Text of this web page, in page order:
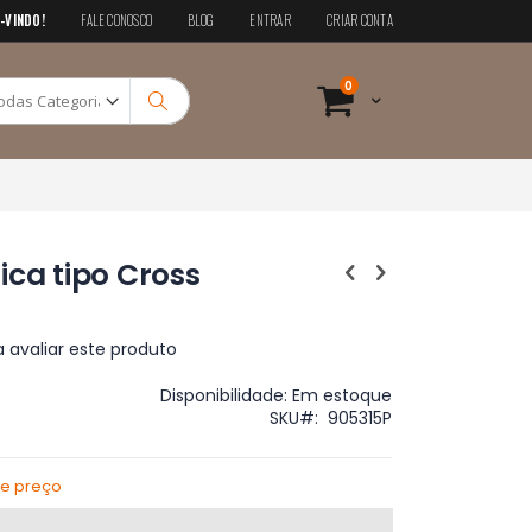
VINDO! FALE CONOSCO BLOG ENTRAR CRIAR CONTA
Cart
0 itens
Pesquisa
tipo Cross
avaliar este produto
Disponibilidade: Em estoque
SKU
905315P
preço